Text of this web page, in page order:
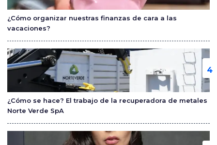
¿Cómo organizar nuestras finanzas de cara a las
vacaciones?
¿Cómo se hace? El trabajo de la recuperadora de metales
Norte Verde SpA